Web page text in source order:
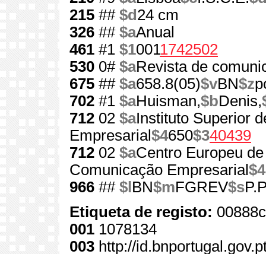
215 ## $d 24 cm
326 ## $aAnual
461 #1 $10011742502
530 0# $aRevista de
675 ## $a658.8(05)$vBN$z
702 #1 $aHuisman,$bDenis,
712 02 $aInstituto Superior
Empresarial$4650$340439
712 02 $aCentro Europeu
Comunicação Empresarial$4
966 ## $l BN$mFGREV$s
Etiqueta de registo:
001 1078134
003 http://